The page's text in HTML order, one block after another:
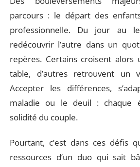
parcours : le départ des
professionnelle. Du jour au
redécouvrir l’autre dans un
repères. Certains croisent alors
table, d’autres retrouvent un
Accepter les différences,
maladie ou le deuil : chaque
solidité du couple.
Pourtant, c’est dans ces défis
ressources d’un duo qui sait